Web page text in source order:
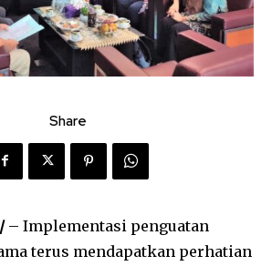
Share
– Implementasi penguatan
terus mendapatkan perhatian